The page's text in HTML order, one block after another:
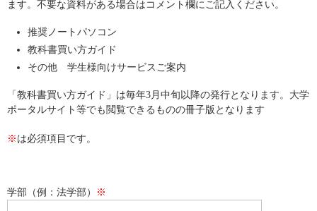
ます。不要な資料がある場合はコメント欄にご記入ください。
推奨ノートパソコン
教科書買い方ガイド
その他 学生様向けサービスご案内
「教科書買い方ガイド」は毎年3月中旬以降の発行となります。大学
ポータルサイト等でも閲覧できるものの冊子版となります
※は必須項目です。
学部（例：法学部） ※